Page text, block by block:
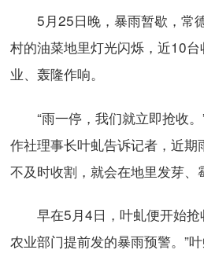
5月25日晚，暴雨暂歇，常
村的油菜地里灯光闪烁，近10
业、轰隆作响。
“雨一停，我们就立即抢收。
作社理事长叶虬告诉记者，近期
不及时收割，就会在地里发芽、
早在5月4日，叶虬便开始抢
农业部门提前发的暴雨预警。”